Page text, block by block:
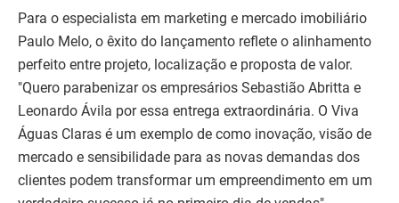
Para o especialista em marketing e mercado imobiliário
Paulo Melo, o êxito do lançamento reflete o alinhamento
perfeito entre projeto, localização e proposta de valor.
"Quero parabenizar os empresários Sebastião Abritta e
Leonardo Ávila por essa entrega extraordinária. O Viva
Águas Claras é um exemplo de como inovação, visão de
mercado e sensibilidade para as novas demandas dos
clientes podem transformar um empreendimento em um